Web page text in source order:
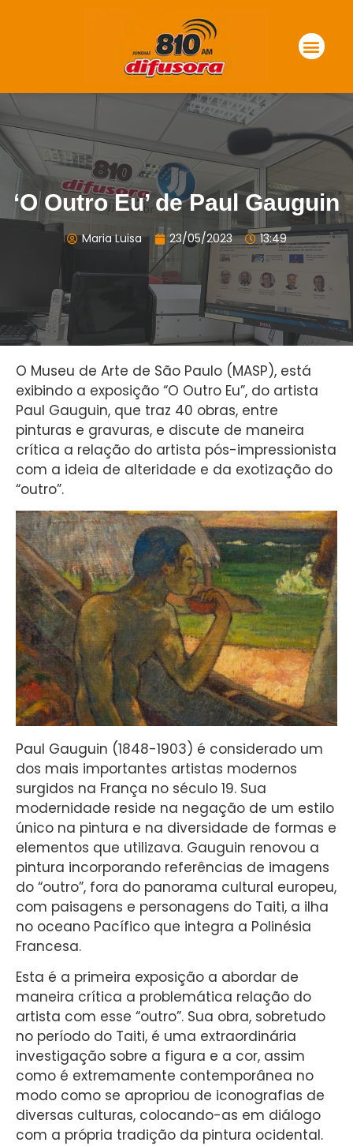
‘O Outro Eu’ de Paul Gauguin
Maria Luisa 23/05/2023 13:49
O Museu de Arte de São Paulo (MASP), está
exibindo a exposição “O Outro Eu”, do artista
Paul Gauguin, que traz 40 obras, entre
pinturas e gravuras, e discute de maneira
crítica a relação do artista pós-impressionista
com a ideia de alteridade e da exotização do
“outro”.
Paul Gauguin (1848-1903) é considerado um
dos mais importantes artistas modernos
surgidos na França no século 19. Sua
modernidade reside na negação de um estilo
único na pintura e na diversidade de formas e
elementos que utilizava. Gauguin renovou a
pintura incorporando referências de imagens
do “outro”, fora do panorama cultural europeu,
com paisagens e personagens do Taiti, a ilha
no oceano Pacífico que integra a Polinésia
Francesa.
Esta é a primeira exposição a abordar de
maneira crítica a problemática relação do
artista com esse “outro”. Sua obra, sobretudo
no período do Taiti, é uma extraordinária
investigação sobre a figura e a cor, assim
como é extremamente contemporânea no
modo como se apropriou de iconografias de
diversas culturas, colocando-as em diálogo
com a própria tradição da pintura ocidental.